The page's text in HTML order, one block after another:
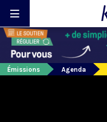
Émissions Agenda